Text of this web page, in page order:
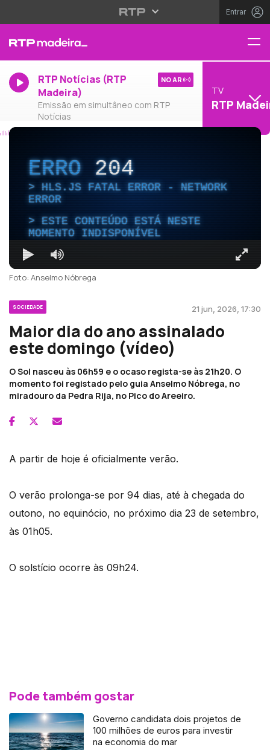
Entrar
RTP Notícias (RTP
Madeira)
Emissão em simultâneo com RTP
Notícias
NO AR
TV
RTP
ERRO204
HLS.JS FATAL ERROR - NETWORK
ERROR
ESTE CONTEÚDO ESTÁ NESTE
MOMENTO INDISPONÍVEL
Foto: Anselmo Nóbrega
SOCIEDADE 21 jun, 2026, 17:30
Maior dia do ano assinalado
este domingo (vídeo)
O Sol nasceu às 06h59 e o ocaso regista-se às 21h20. O
momento foi registado pelo guia Anselmo Nóbrega, no
miradouro da Pedra Rija, no Pico do Areeiro.
A partir de hoje é oficialmente verão.
O verão prolonga-se por 94 dias, até à chegada do
outono, no equinócio, no próximo dia 23 de setembro,
às 01h05.
O solstício ocorre às 09h24.
Pode também gostar
Governo candidata dois projetos de
100 milhões de euros para investir
na economia do mar